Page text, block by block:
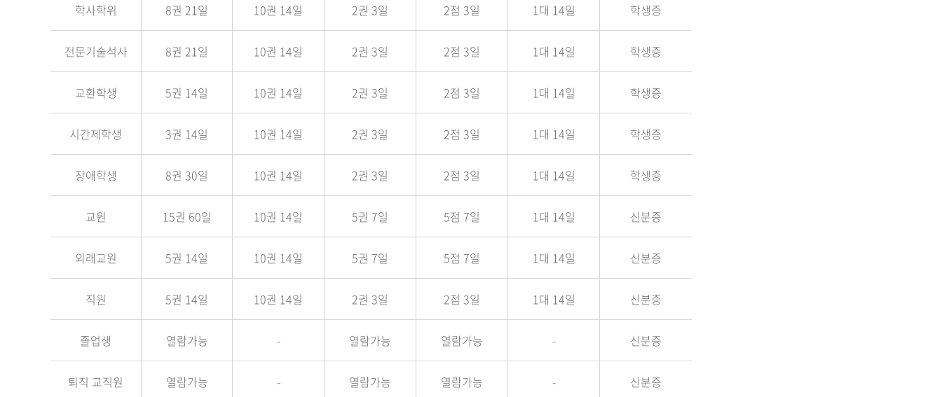
학사학위 8권 21일 10권 14일 2권 3일 2점 3일 1대 14일 학생증
전문기술석사 8권 21일 10권 14일 2권 3일 2점 3일 1대 14일 학생증
교환학생 5권 14일 10권 14일 2권 3일 2점 3일 1대 14일 학생증
시간제학생 3권 14일 10권 14일 2권 3일 2점 3일 1대 14일 학생증
장애학생 8권 30일 10권 14일 2권 3일 2점 3일 1대 14일 학생증
교원 15권 60일 10권 14일 5권 7일 5점 7일 1대 14일 신분증
외래교원 5권 14일 10권 14일 5권 7일 5점 7일 1대 14일 신분증
직원 5권 14일 10권 14일 2권 3일 2점 3일 1대 14일 신분증
졸업생 열람가능 - 열람가능 열람가능 - 신분증
퇴직 교직원 열람가능 - 열람가능 열람가능 - 신분증